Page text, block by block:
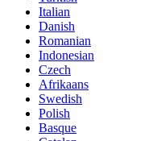
Italian
Danish
Romanian
Indonesian
Czech
Afrikaans
Swedish
Polish
Basque